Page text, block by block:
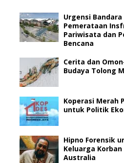
Urgensi
Pemerataan
Pariwisata dan
Bencana
Cerita dan
Budaya Tolong
Koperasi Merah
untuk Politik
Hipno Forensik
Keluarga
Australia